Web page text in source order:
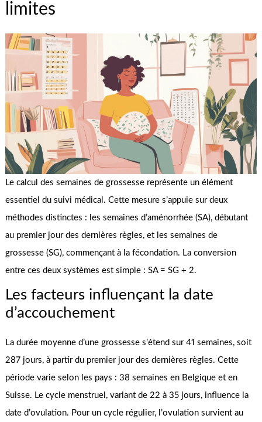
limites
Le calcul des semaines de grossesse représente un élément
essentiel du suivi médical. Cette mesure s’appuie sur deux
méthodes distinctes : les semaines d’aménorrhée (SA), débutant
au premier jour des dernières règles, et les semaines de
grossesse (SG), commençant à la fécondation. La conversion
entre ces deux systèmes est simple : SA = SG + 2.
Les facteurs influençant la date
d’accouchement
La durée moyenne d’une grossesse s’étend sur 41 semaines, soit
287 jours, à partir du premier jour des dernières règles. Cette
période varie selon les pays : 38 semaines en Belgique et en
Suisse. Le cycle menstruel, variant de 22 à 35 jours, influence la
date d’ovulation. Pour un cycle régulier, l’ovulation survient au